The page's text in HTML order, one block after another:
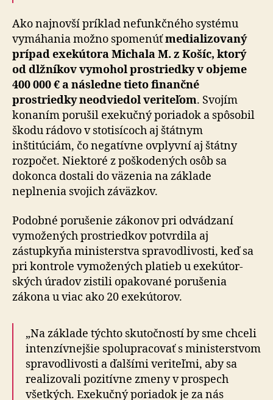
Ako najnovší príklad nefunkčného systému
vymáhania možno spomenúťmedializovaný
prípad exekútora Michala M. z Košíc, ktorý
od dlžníkov vymohol prostriedky v objeme
400 000 € a následne tieto finančné
prostriedky neodviedol veriteľom. Svojím
konaním porušil exekučný poriadok a spôsobil
škodu rádovo v stotisícoch aj štátnym
inštitúciám, čo negatívne ovplyvní aj štátny
rozpočet. Niektoré z poškodených osôb sa
dokonca dostali do väzenia na základe
neplnenia svo­jich záväzkov.
Podobné porušenie zákonov pri odvádzaní
vymožených prostriedkov potvrdila aj
zástupkyňa ministerstva spra­vod­li­vos­ti, keď sa
pri kontrole vymožených platieb u exe­kú­tor­
ských úradov zistili opakované porušenia
zákona u viac ako 20 exekútorov.
„Na základe týchto skutočností by sme chceli
intenzívnejšie spolupracovať s ministerstvom
spravodlivosti a ďalšími veriteľmi, aby sa
realizovali pozitívne zmeny v prospech
všetkých. Exekučný poriadok je za nás